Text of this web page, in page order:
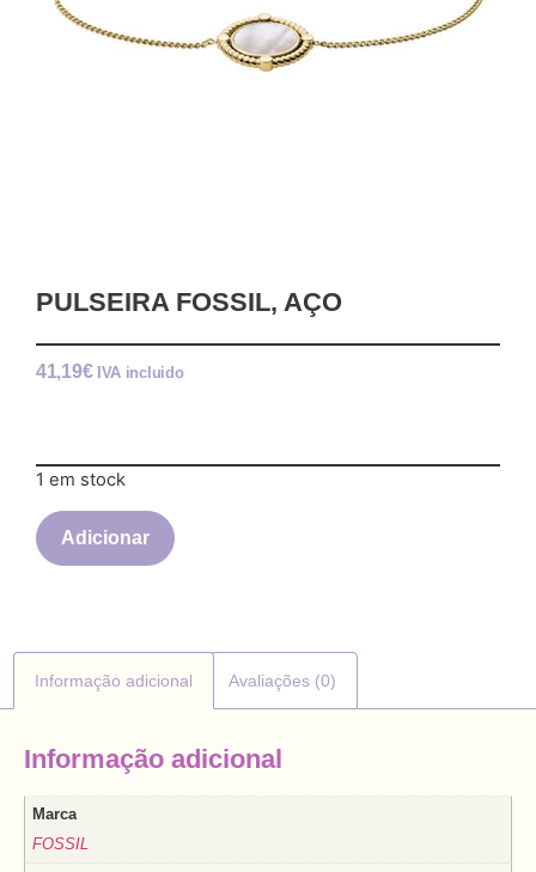
PULSEIRA FOSSIL, AÇO
41,19€ IVA incluido
1 em stock
Adicionar
Informação adicional Avaliações (0)
Informação adicional
Marca
FOSSIL